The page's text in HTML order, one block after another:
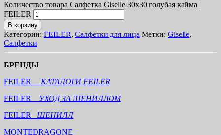
Количество товара Салфетка Giselle 30х30 голубая кайма |
FEILER
В корзину
Категории: FEILER, Салфетки для лица Метки: Giselle,
Салфетки
БРЕНДЫ
FEILER КАТАЛОГИ FEILER
FEILER
УХОД ЗА ШЕНИЛЛОМ
FEILER ШЕНИЛЛ
MONTEDRAGONE